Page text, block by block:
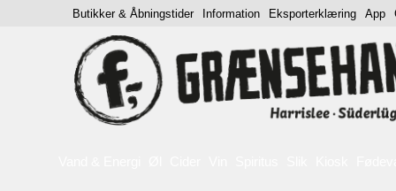
Butikker & Åbningstider Information Eksporterklæring App